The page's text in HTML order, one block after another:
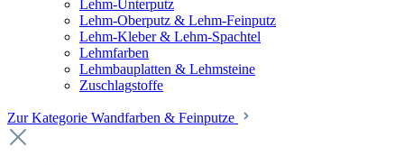
Lehm-Unterputz
Lehm-Oberputz & Lehm-Feinputz
Lehm-Kleber & Lehm-Spachtel
Lehmfarben
Lehmbauplatten & Lehmsteine
Zuschlagstoffe
Zur Kategorie Wandfarben & Feinputze